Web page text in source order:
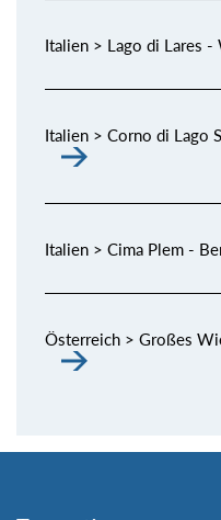
Italien > Lago di Lares -
Italien > Corno di Lago
Italien > Cima Plem -
Österreich > Großes